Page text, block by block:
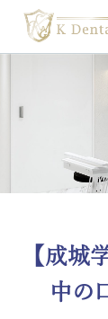
【成城
中の